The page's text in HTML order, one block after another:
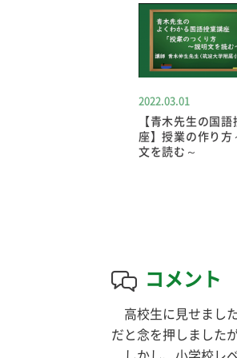
2022.03.01
【青木先生の国語
座】授業の作り方
文を読む～
コメント
高校生に見せまし
だと念を押しましたが